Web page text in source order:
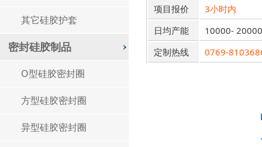
其它硅胶护套
密封硅胶制品
O型硅胶密封圈
方型硅胶密封圈
异型硅胶密封圈
项目报价
3小时内
日均产能
10000-
定制热线
0769-